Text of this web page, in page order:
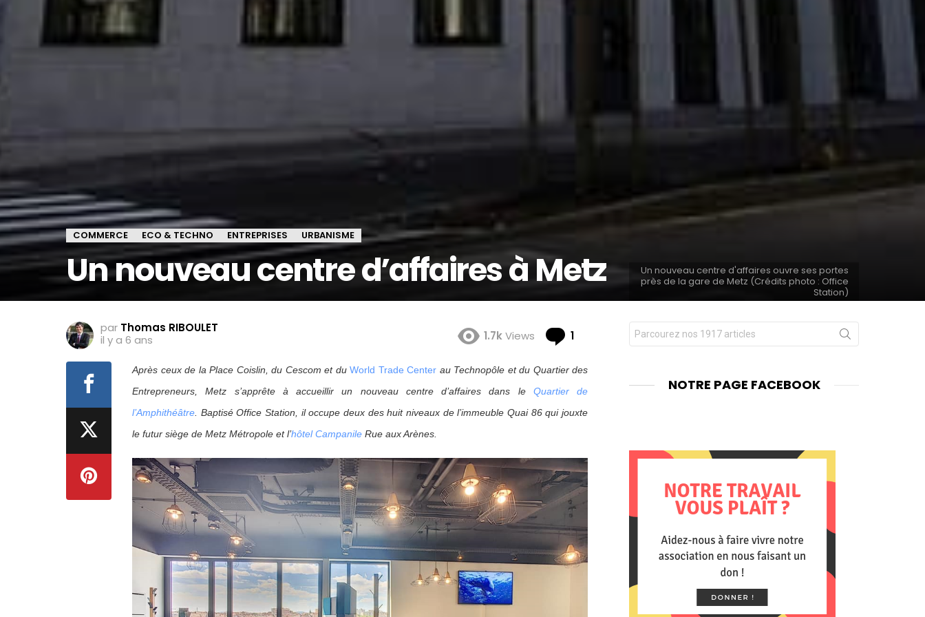
COMMERCE ECO & TECHNO ENTREPRISES URBANISME
Un nouveau centre d’affaires à Metz
Un nouveau centre d'affaires ouvre ses portes
près de la gare de Metz (Crédits photo : Office
Station)
par Thomas RIBOULET
il y a 6 ans
1.7kViews 1
Après ceux de la Place Coislin, du Cescom et du World Trade Center au Technopôle et du Quartier des
Entrepreneurs, Metz s’apprête à accueillir un nouveau centre d’affaires dans le Quartier de
l’Amphithéâtre. Baptisé Office Station, il occupe deux des huit niveaux de l’immeuble Quai 86 qui jouxte
le futur siège de Metz Métropole et l’hôtel Campanile Rue aux Arènes.
Chercher
pour
NOTRE PAGE FACEBOOK